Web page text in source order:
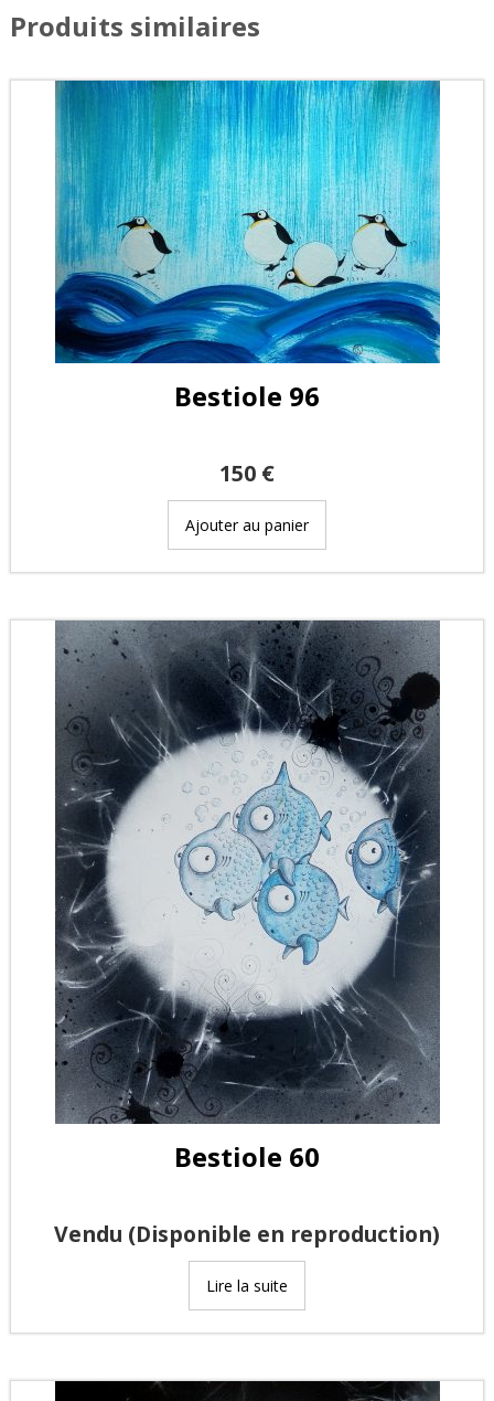
Produits similaires
Bestiole 96
150 €
Ajouter au panier
Bestiole 60
Vendu (Disponible en reproduction)
Lire la suite